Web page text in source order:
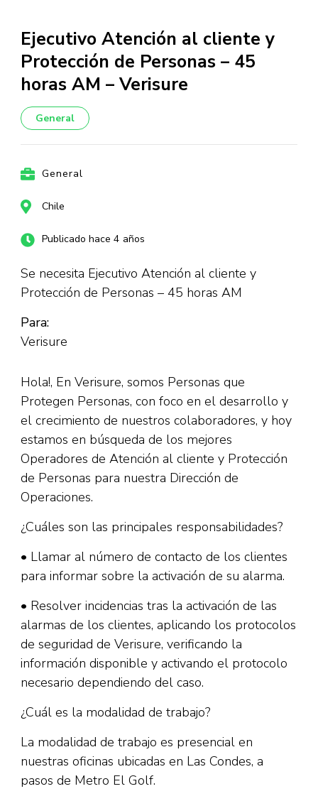
Ejecutivo Atención al cliente y
Protección de Personas – 45
horas AM – Verisure
General
General
Chile
Publicado hace 4 años
Se necesita Ejecutivo Atención al cliente y
Protección de Personas – 45 horas AM
Para:
Verisure
Hola!, En Verisure, somos Personas que
Protegen Personas, con foco en el desarrollo y
el crecimiento de nuestros colaboradores, y hoy
estamos en búsqueda de los mejores
Operadores de Atención al cliente y Protección
de Personas para nuestra Dirección de
Operaciones.
¿Cuáles son las principales responsabilidades?
• Llamar al número de contacto de los clientes
para informar sobre la activación de su alarma.
• Resolver incidencias tras la activación de las
alarmas de los clientes, aplicando los protocolos
de seguridad de Verisure, verificando la
información disponible y activando el protocolo
necesario dependiendo del caso.
¿Cuál es la modalidad de trabajo?
La modalidad de trabajo es presencial en
nuestras oficinas ubicadas en Las Condes, a
pasos de Metro El Golf.